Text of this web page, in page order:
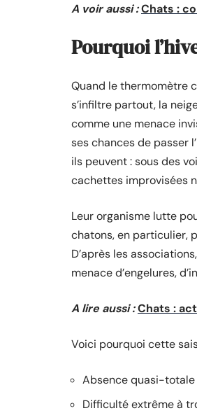
A voir aussi :Chats :
Pourquoi
Quand le thermomètre
s’infiltre partout, la
comme une menace
ses chances de passer
ils peuvent : sous des
cachettes improvisées
Leur organisme lutte
chatons, en particulier,
D’après les
menace d’engelures,
A lire aussi :Chats :
Voici pourquoi cette
Absence quasi-totale
Difficulté extrême à